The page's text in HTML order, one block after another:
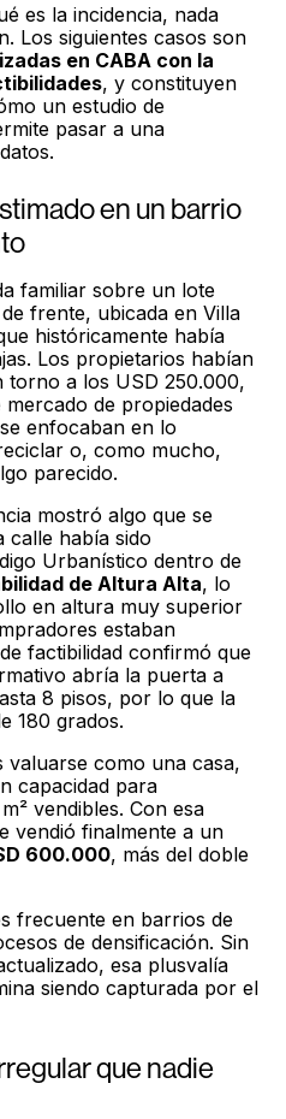
es la incidencia, nada
Los siguientes casos son
en CABA con la
, y constituyen
un estudio de
pasar a una
en un barrio
familiar sobre un lote
frente, ubicada en Villa
históricamente había
Los propietarios habían
torno a los USD 250.000,
de propiedades
enfocaban en lo
o, como mucho,
parecido.
mostró algo que se
calle había sido
Urbanístico dentro de
de Altura Alta, lo
en altura muy superior
estaban
factibilidad confirmó que
abría la puerta a
8 pisos, por lo que la
180 grados.
valuarse como una casa,
capacidad para
vendibles. Con esa
vendió finalmente a un
600.000, más del doble
frecuente en barrios de
de densificación. Sin
esa plusvalía
siendo capturada por el
que nadie